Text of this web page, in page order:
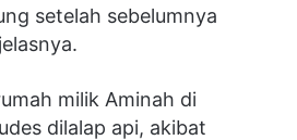
setelah sebelumnya
milik Aminah di
dilalap api, akibat